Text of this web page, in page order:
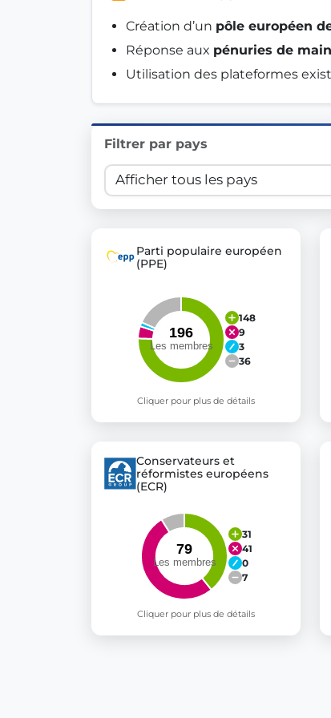
Innovation in
Check Some Votes (CSV)
Get Involved
Become a member:Join us to advance digital
Contribute your skills in technology,
Support democracy:Help us strengthen
Création d’un pôle européen
Réponse aux pénuries de
Utilisation des plateformes
Filtrer par pays
Parti populaire européen
(PPE)
148
9
3
36
Cliquer pour plus de détails
Conservateurs et
réformistes européens
(ECR)
31
41
0
7
Cliquer pour plus de détails